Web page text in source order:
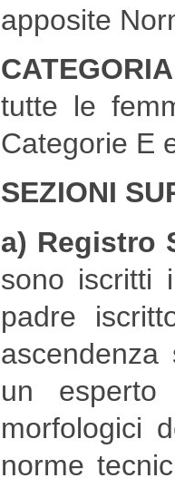
apposite
tutte le
Categorie E
SEZIONI
a) Registro
sono iscritti
padre
un
morfologici
norme